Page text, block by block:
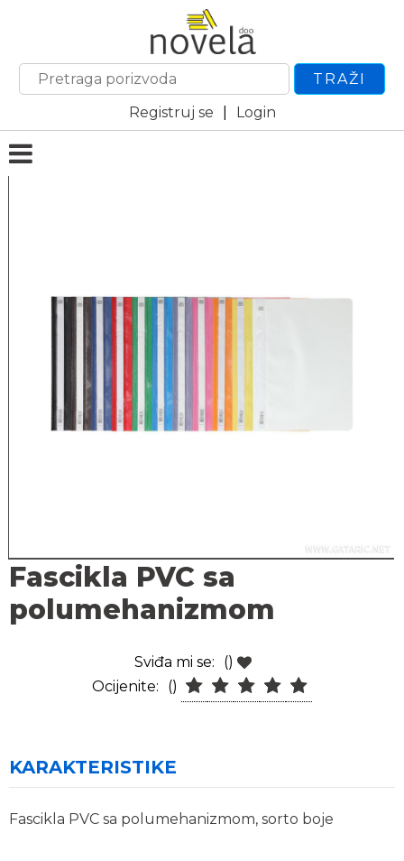
TRAŽI
Registruj se
Login
Fascikla PVC sa
polumehanizmom
Sviđa mi se:
()
Ocijenite:
()
KARAKTERISTIKE
Fascikla PVC sa polumehanizmom, sorto boje